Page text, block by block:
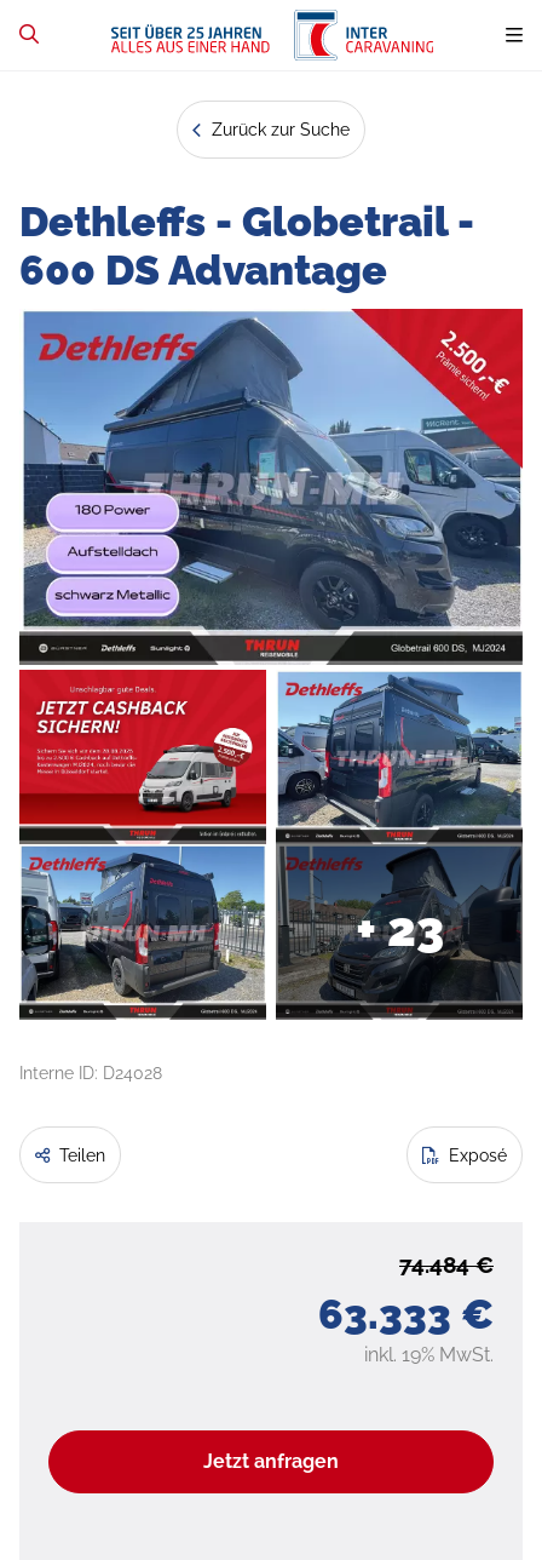
Zurück zur Suche
Dethleffs - Globetrail -
600 DS Advantage
+ 23
Interne ID: D24028
Teilen Exposé
63.333 €
74.484 €
inkl. 19% MwSt.
Jetzt anfragen